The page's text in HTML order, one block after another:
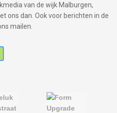
van de wijk Malburgen,
ons dan. Ook voor berichten in de
mailen.